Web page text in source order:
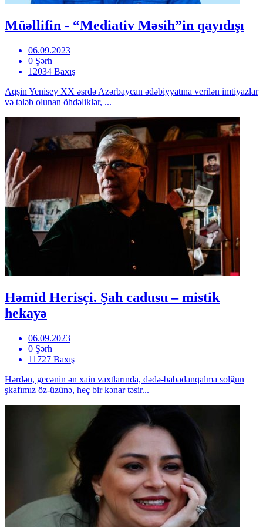
Müəllifin - “Mediativ Məsih”in qayıdışı
06.09.2023
0 Şərh
12034 Baxış
Aqşin Yenisey XX əsrdə Azərbaycan ədəbiyyatına verilən imtiyazlar
və tələb olunan öhdəliklər, ...
Həmid Herisçi. Şah cadusu – mistik
hekayə
06.09.2023
0 Şərh
11727 Baxış
Hərdən, gecənin ən xain vaxtlarında, dədə-babadanqalma solğun
şkafımız öz-üzünə, heç bir kənar təsir...